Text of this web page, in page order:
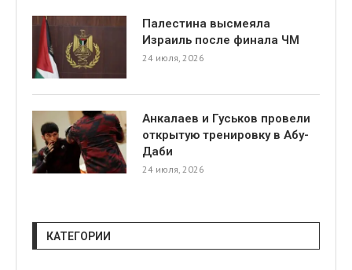
Палестина высмеяла
Израиль после финала ЧМ
24 июля, 2026
Анкалаев и Гуськов провели
открытую тренировку в Абу-
Даби
24 июля, 2026
КАТЕГОРИИ